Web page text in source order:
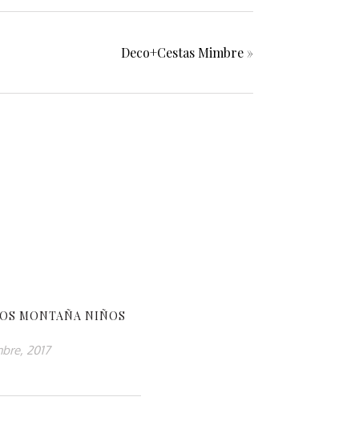
Deco+Cestas Mimbre »
MONTAÑA NIÑOS
2017